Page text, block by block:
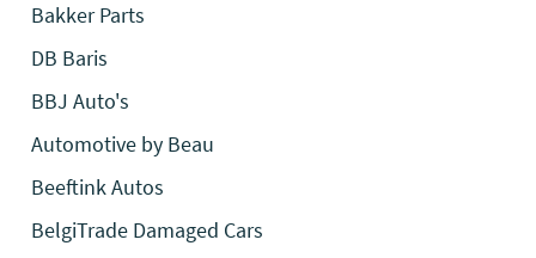
Bakker Parts
DB Baris
BBJ Auto's
Automotive by Beau
Beeftink Autos
BelgiTrade Damaged Cars